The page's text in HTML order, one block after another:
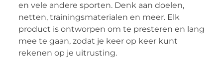
en vele andere sporten. Denk aan doelen,
netten, trainingsmaterialen en meer. Elk
product is ontworpen om te presteren en lang
mee te gaan, zodat je keer op keer kunt
rekenen op je uitrusting.